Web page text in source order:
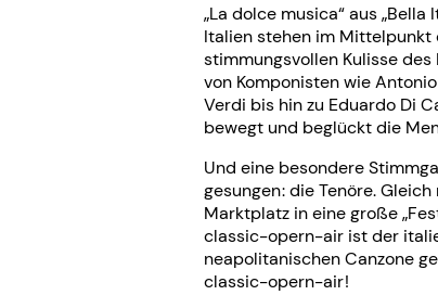
„La dolce musica“ aus
Italien stehen im
stimmungsvollen Kulisse
von Komponisten wie
Verdi bis hin zu Eduardo Di
bewegt und beglückt die
Und eine besondere
gesungen : die Tenöre.
Marktplatz in eine große
classic-opern-air ist der
neapolitanischen Canzone
classic-opern-air !